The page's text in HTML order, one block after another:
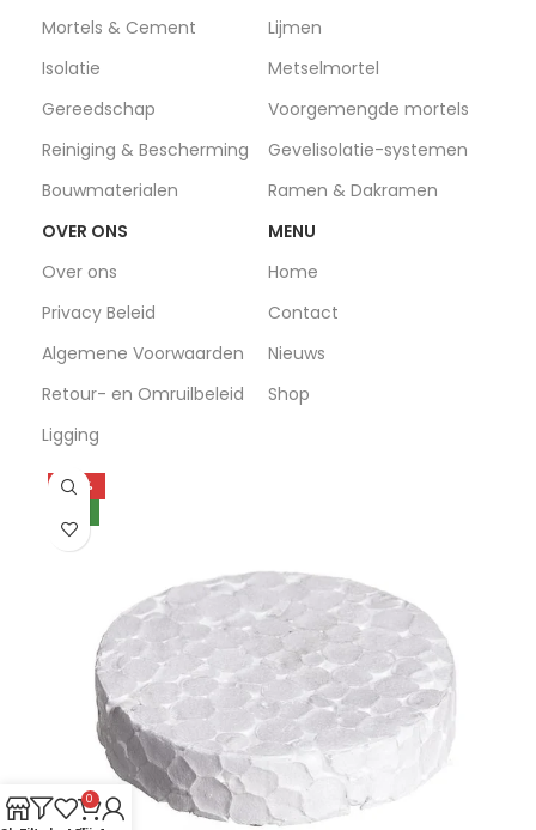
Mortels & Cement
Isolatie
Gereedschap
Reiniging & Bescherming
Bouwmaterialen
OVER ONS
Over ons
Privacy Beleid
Algemene Voorwaarden
Retour- en Omruilbeleid
Ligging
Lijmen
Metselmortel
Voorgemengde mortels
Gevelisolatie-systemen
Ramen & Dakramen
MENU
Home
Contact
Nieuws
Shop
-35%
0